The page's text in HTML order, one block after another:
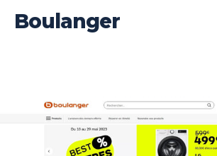
Boulanger